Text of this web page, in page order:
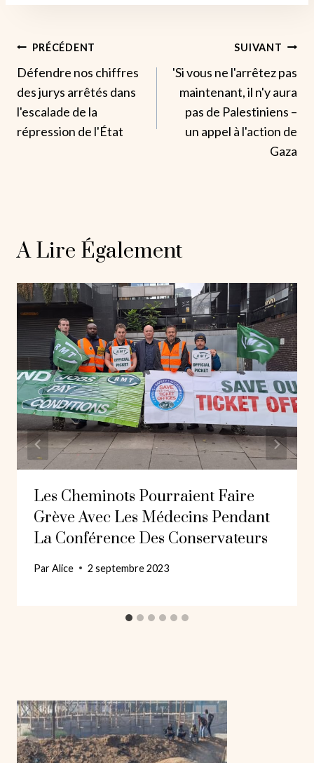
Navigation
De
L’article
PRÉCÉDENT
Défendre nos chiffres
des jurys arrêtés dans
l'escalade de la
répression de l'État
SUIVANT
'Si vous ne l'arrêtez pas
maintenant, il n'y aura
pas de Palestiniens –
un appel à l'action de
Gaza
A Lire Également
Les Cheminots Pourraient Faire
Grève Avec Les Médecins Pendant
La Conférence Des Conservateurs
ParAlice 2 septembre 2023